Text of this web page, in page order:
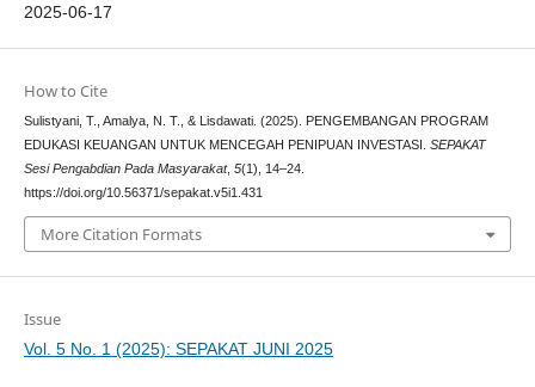
2025-06-17
How to Cite
Sulistyani, T., Amalya, N. T., & Lisdawati. (2025). PENGEMBANGAN PROGRAM
EDUKASI KEUANGAN UNTUK MENCEGAH PENIPUAN INVESTASI. SEPAKAT
Sesi Pengabdian Pada Masyarakat, 5(1), 14–24.
https://doi.org/10.56371/sepakat.v5i1.431
More Citation Formats
Issue
Vol. 5 No. 1 (2025): SEPAKAT JUNI 2025